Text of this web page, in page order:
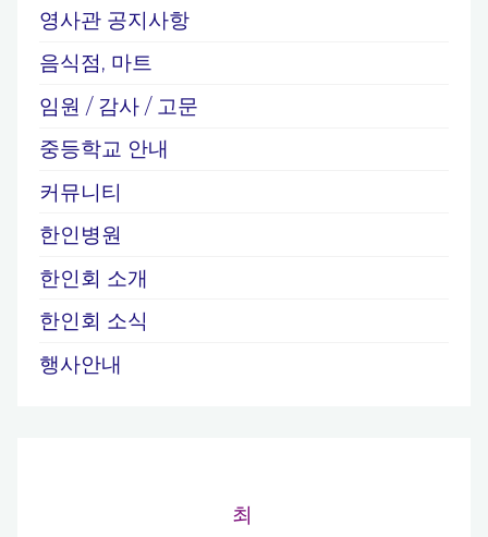
영사관 공지사항
음식점, 마트
임원 / 감사 / 고문
중등학교 안내
커뮤니티
한인병원
한인회 소개
한인회 소식
행사안내
최